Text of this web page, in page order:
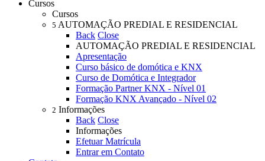
Cursos
Cursos
5 AUTOMAÇÃO PREDIAL E RESIDENCIAL
Back Close
AUTOMAÇÃO PREDIAL E RESIDENCIAL
Apresentação
Curso básico de domótica e KNX
Curso de Domótica e Integrador
Formação Partner KNX - Nível 01
Formação KNX Avançado - Nível 02
2 Informações
Back Close
Informações
Efetuar Matrícula
Entrar em Contato